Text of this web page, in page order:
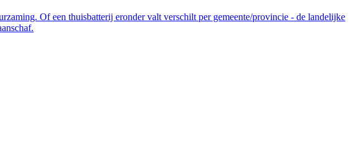
Of een thuisbatterij eronder valt verschilt per gemeente/provincie - de landelijke